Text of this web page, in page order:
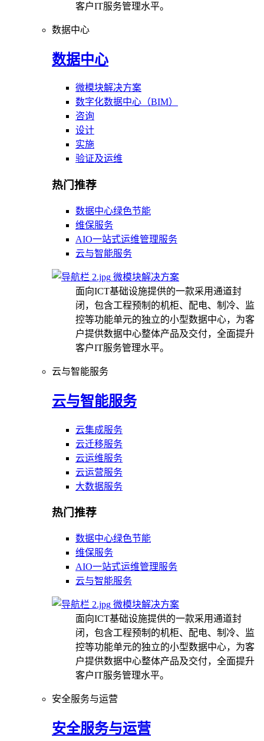
客户IT服务管理水平。
数据中心
数据中心
微模块解决方案
数字化数据中心（BIM）
咨询
设计
实施
验证及运维
热门推荐
数据中心绿色节能
维保服务
AIO一站式运维管理服务
云与智能服务
微模块解决方案
面向ICT基础设施提供的一款采用通道封
闭，包含工程预制的机柜、配电、制冷、监
控等功能单元的独立的小型数据中心，为客
户提供数据中心整体产品及交付，全面提升
客户IT服务管理水平。
云与智能服务
云与智能服务
云集成服务
云迁移服务
云运维服务
云运营服务
大数据服务
热门推荐
数据中心绿色节能
维保服务
AIO一站式运维管理服务
云与智能服务
微模块解决方案
面向ICT基础设施提供的一款采用通道封
闭，包含工程预制的机柜、配电、制冷、监
控等功能单元的独立的小型数据中心，为客
户提供数据中心整体产品及交付，全面提升
客户IT服务管理水平。
安全服务与运营
安全服务与运营